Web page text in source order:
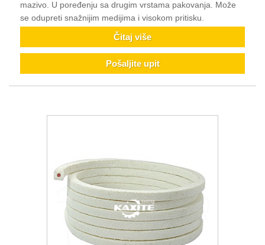
mazivo. U poređenju sa drugim vrstama pakovanja. Može
se odupreti snažnijim medijima i visokom pritisku.
Čitaj više
Pošaljite upit